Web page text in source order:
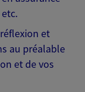
et
au préalable
et de vos